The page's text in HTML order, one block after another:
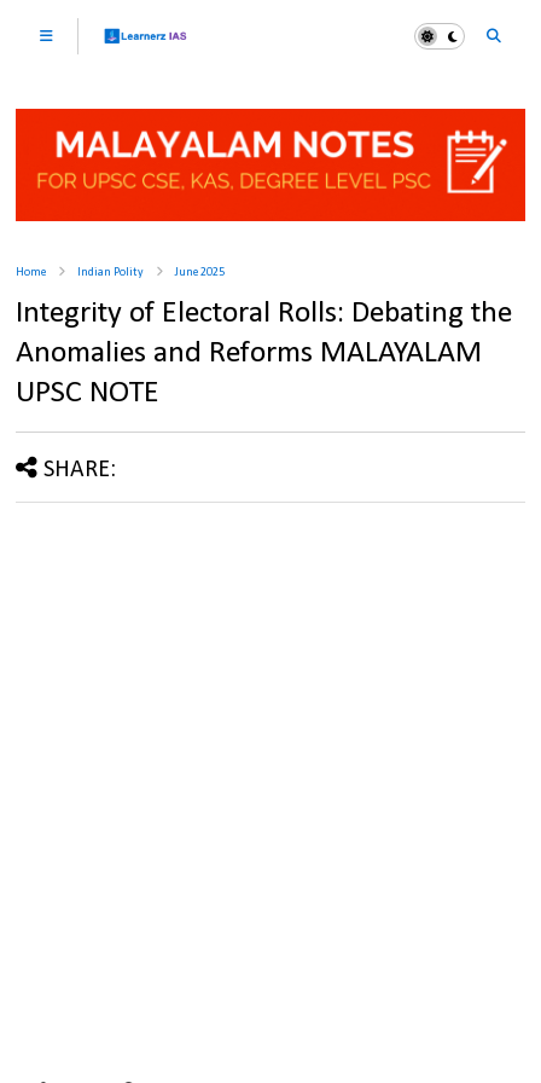
Home Indian Polity June 2025
Integrity of Electoral Rolls: Debating the
Anomalies and Reforms MALAYALAM
UPSC NOTE
SHARE: